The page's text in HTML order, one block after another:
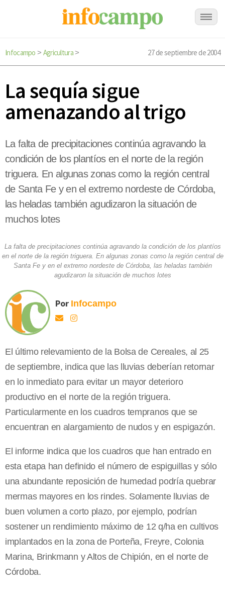
Infocampo > Agricultura> 27 de septiembre de 2004
La sequía sigue
amenazando al trigo
La falta de precipitaciones continúa agravando la
condición de los plantíos en el norte de la región
triguera. En algunas zonas como la región central
de Santa Fe y en el extremo nordeste de Córdoba,
las heladas también agudizaron la situación de
muchos lotes
La falta de precipitaciones continúa agravando la condición de los plantíos
en el norte de la región triguera. En algunas zonas como la región central de
Santa Fe y en el extremo nordeste de Córdoba, las heladas también
agudizaron la situación de muchos lotes
Por Infocampo
El último relevamiento de la Bolsa de Cereales, al 25
de septiembre, indica que las lluvias deberían retornar
en lo inmediato para evitar un mayor deterioro
productivo en el norte de la región triguera.
Particularmente en los cuadros tempranos que se
encuentran en alargamiento de nudos y en espigazón.
El informe indica que los cuadros que han entrado en
esta etapa han definido el número de espiguillas y sólo
una abundante reposición de humedad podría quebrar
mermas mayores en los rindes. Solamente lluvias de
buen volumen a corto plazo, por ejemplo, podrían
sostener un rendimiento máximo de 12 q/ha en cultivos
implantados en la zona de Porteña, Freyre, Colonia
Marina, Brinkmann y Altos de Chipión, en el norte de
Córdoba.